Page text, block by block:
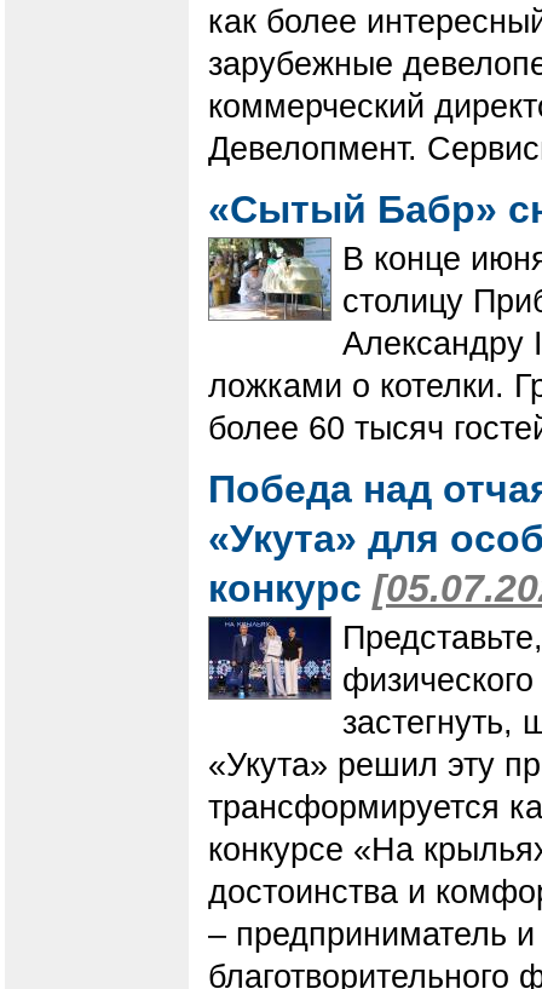
как более
зарубежные
коммерческий
Девелопмент.
«Сытый Бабр»
В конце
столицу
Александру
ложками о котелки.
более 60 тысяч
Победа над
«Укута» для
конкурс
застегнуть,
«Укута» решил эту
трансформируется
конкурсе «На
достоинства и
– предприниматель и